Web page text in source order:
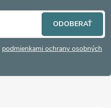
podmienkami ochrany osobných
ODOBERAŤ